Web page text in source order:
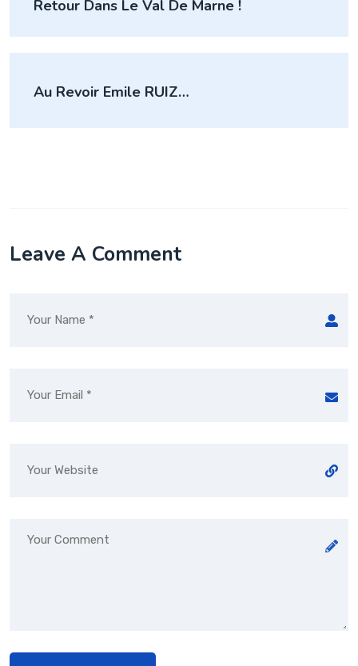
l’article
Retour Dans Le Val De Marne !
Au Revoir Emile RUIZ…
Leave A Comment